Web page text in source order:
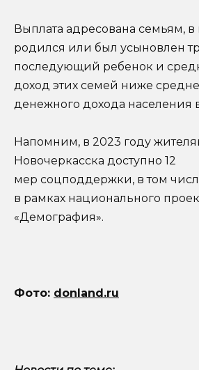
Выплата адресована семьям, в
родился или был усыновлен
последующий ребенок и
доход этих семей ниже
денежного дохода населения
Напомним, в 2023 году
Новочеркасска доступно 12
мер соцподдержки, в том
в рамках национального
«Демография».
Фото: donland.ru